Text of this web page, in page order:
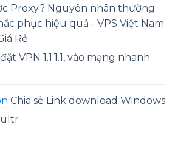
Proxy? Nguyên nhân thường
phục hiệu quả - VPS Việt Nam
Rẻ
VPN 1.1.1.1, vào mạng nhanh
Chia sẻ Link download Windows